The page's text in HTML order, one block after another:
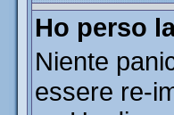
Ho perso
Niente
essere re-